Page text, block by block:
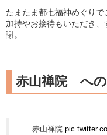
たまたま都七福神めぐり
加持やお接待もいただき
謝。
赤山禅院 への
赤山禅院